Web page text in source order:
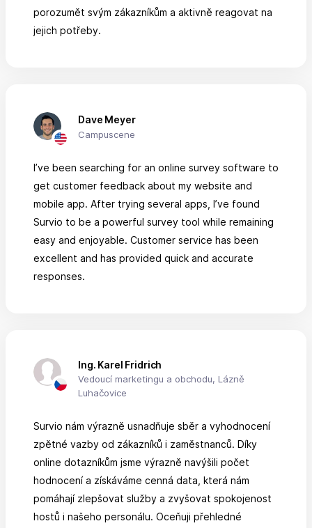
porozumět svým zákazníkům a aktivně reagovat na
jejich potřeby.
Dave Meyer
Campuscene
I’ve been searching for an online survey software to
get customer feedback about my website and
mobile app. After trying several apps, I’ve found
Survio to be a powerful survey tool while remaining
easy and enjoyable. Customer service has been
excellent and has provided quick and accurate
responses.
Ing. Karel Fridrich
Vedoucí marketingu a obchodu, Lázně
Luhačovice
Survio nám výrazně usnadňuje sběr a vyhodnocení
zpětné vazby od zákazníků i zaměstnanců. Díky
online dotazníkům jsme výrazně navýšili počet
hodnocení a získáváme cenná data, která nám
pomáhají zlepšovat služby a zvyšovat spokojenost
hostů i našeho personálu. Oceňuji přehledné